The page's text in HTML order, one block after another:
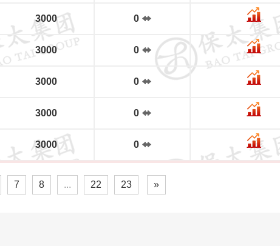
3000 0
3000 0
3000 0
3000 0
3000 0
7 8 ... 22 23 »